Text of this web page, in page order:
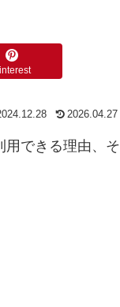
2026.04.27
用できる理由、そ